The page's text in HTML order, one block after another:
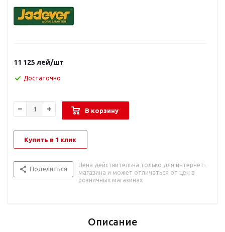
11 125 лей/шт
Достаточно
В корзину
Купить в 1 клик
Поделиться
Цена действительна только для интернет-
магазина и может отличаться от цен в
розничных магазинах
Описание